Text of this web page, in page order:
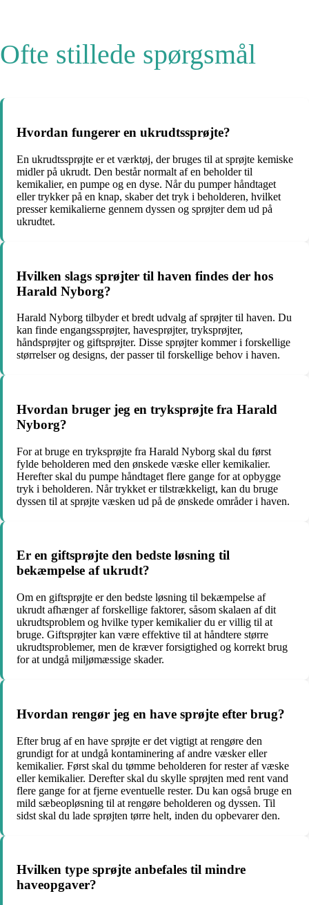
Ofte stillede spørgsmål
Hvordan fungerer en ukrudtssprøjte?
En ukrudtssprøjte er et værktøj, der bruges til at sprøjte kemiske
midler på ukrudt. Den består normalt af en beholder til
kemikalier, en pumpe og en dyse. Når du pumper håndtaget
eller trykker på en knap, skaber det tryk i beholderen, hvilket
presser kemikalierne gennem dyssen og sprøjter dem ud på
ukrudtet.
Hvilken slags sprøjter til haven findes der hos
Harald Nyborg?
Harald Nyborg tilbyder et bredt udvalg af sprøjter til haven. Du
kan finde engangssprøjter, havesprøjter, tryksprøjter,
håndsprøjter og giftsprøjter. Disse sprøjter kommer i forskellige
størrelser og designs, der passer til forskellige behov i haven.
Hvordan bruger jeg en tryksprøjte fra Harald
Nyborg?
For at bruge en tryksprøjte fra Harald Nyborg skal du først
fylde beholderen med den ønskede væske eller kemikalier.
Herefter skal du pumpe håndtaget flere gange for at opbygge
tryk i beholderen. Når trykket er tilstrækkeligt, kan du bruge
dyssen til at sprøjte væsken ud på de ønskede områder i haven.
Er en giftsprøjte den bedste løsning til
bekæmpelse af ukrudt?
Om en giftsprøjte er den bedste løsning til bekæmpelse af
ukrudt afhænger af forskellige faktorer, såsom skalaen af ​​dit
ukrudtsproblem og hvilke typer kemikalier du er villig til at
bruge. Giftsprøjter kan være effektive til at håndtere større
ukrudtsproblemer, men de kræver forsigtighed og korrekt brug
for at undgå miljømæssige skader.
Hvordan rengør jeg en have sprøjte efter brug?
Efter brug af en have sprøjte er det vigtigt at rengøre den
grundigt for at undgå kontaminering af andre væsker eller
kemikalier. Først skal du tømme beholderen for rester af væske
eller kemikalier. Derefter skal du skylle sprøjten med rent vand
flere gange for at fjerne eventuelle rester. Du kan også bruge en
mild sæbeopløsning til at rengøre beholderen og dyssen. Til
sidst skal du lade sprøjten tørre helt, inden du opbevarer den.
Hvilken type sprøjte anbefales til mindre
haveopgaver?